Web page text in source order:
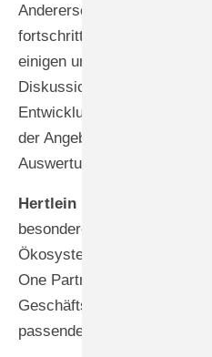
Andererseits erlebe ich
fortschrittlichen digitalen
einigen unserer Kunden
Diskussionen über den KI-
Entwicklung von KI-Agenten
der Angebotserstellung oder
Auswertung komplexer
Hertlein –
besonderen Verantwortung,
Ökosystem zu entwickeln.
One Partner ist es, für jedes
Geschäftsmodell und jeden
passende Lösungen